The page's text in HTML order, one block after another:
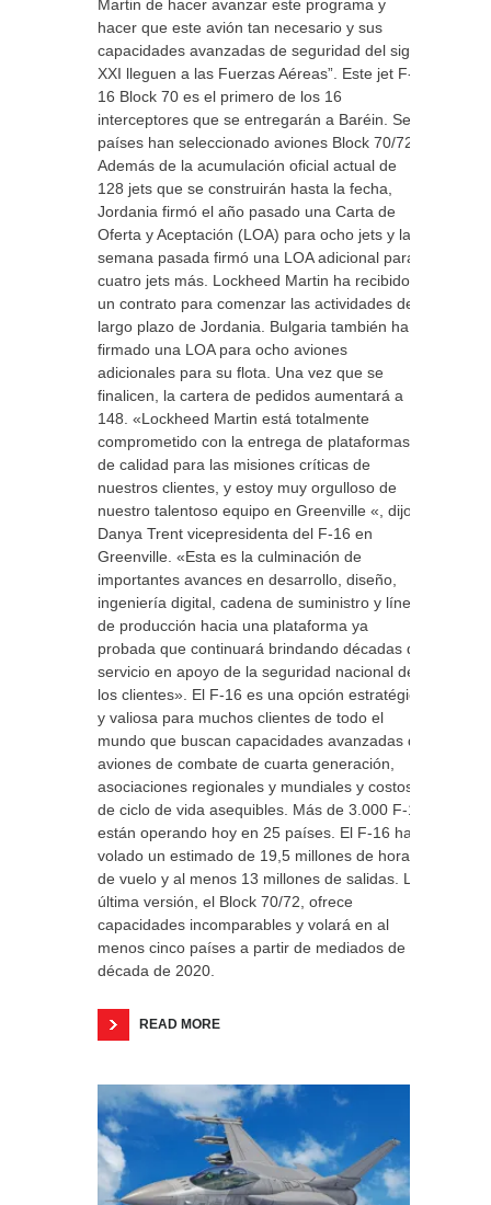
Martin de hacer avanzar este programa y
hacer que este avión tan necesario y sus
capacidades avanzadas de seguridad del siglo
XXI lleguen a las Fuerzas Aéreas”. Este jet F-
16 Block 70 es el primero de los 16
interceptores que se entregarán a Baréin. Seis
países han seleccionado aviones Block 70/72.
Además de la acumulación oficial actual de
128 jets que se construirán hasta la fecha,
Jordania firmó el año pasado una Carta de
Oferta y Aceptación (LOA) para ocho jets y la
semana pasada firmó una LOA adicional para
cuatro jets más. Lockheed Martin ha recibido
un contrato para comenzar las actividades de
largo plazo de Jordania. Bulgaria también ha
firmado una LOA para ocho aviones
adicionales para su flota. Una vez que se
finalicen, la cartera de pedidos aumentará a
148. «Lockheed Martin está totalmente
comprometido con la entrega de plataformas
de calidad para las misiones críticas de
nuestros clientes, y estoy muy orgulloso de
nuestro talentoso equipo en Greenville «, dijo
Danya Trent vicepresidenta del F-16 en
Greenville. «Esta es la culminación de
importantes avances en desarrollo, diseño,
ingeniería digital, cadena de suministro y línea
de producción hacia una plataforma ya
probada que continuará brindando décadas de
servicio en apoyo de la seguridad nacional de
los clientes». El F-16 es una opción estratégica
y valiosa para muchos clientes de todo el
mundo que buscan capacidades avanzadas de
aviones de combate de cuarta generación,
asociaciones regionales y mundiales y costos
de ciclo de vida asequibles. Más de 3.000 F-16
están operando hoy en 25 países. El F-16 ha
volado un estimado de 19,5 millones de horas
de vuelo y al menos 13 millones de salidas. La
última versión, el Block 70/72, ofrece
capacidades incomparables y volará en al
menos cinco países a partir de mediados de la
década de 2020.
READ MORE